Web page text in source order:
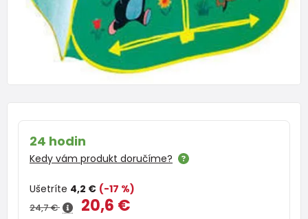
24 hodin
Kedy vám produkt doručíme?
Ušetríte 4,2 € (-17 %)
24,7 € 20,6 €